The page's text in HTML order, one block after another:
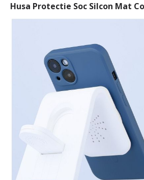
Husa Protectie Soc Silcon Mat